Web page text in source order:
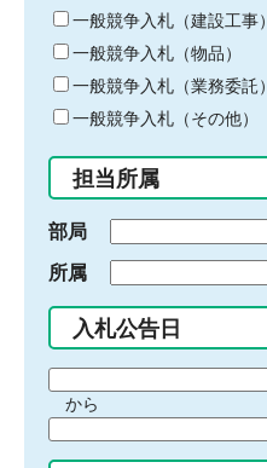
キ
ー
ワ
ー
ド
入
力
一般競争入札（建設工事）
一般競争入札（物品）
一般競争入札（業務委託）
一般競争入札（その他）
担当所属
部局
所属
入札公告日
間
始
から
間